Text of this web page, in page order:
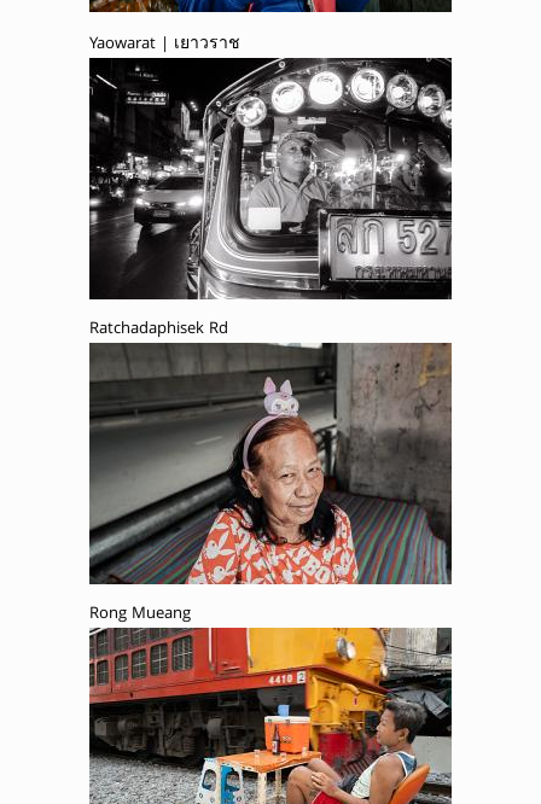
Yaowarat | เยาวราช
Ratchadaphisek Rd
Rong Mueang